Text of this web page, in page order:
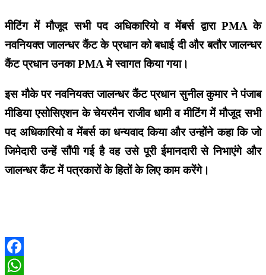
मीटिंग में मौजूद सभी पद अधिकारियो व मेंबर्स द्वारा PMA के
नवनियक्त जालन्धर कैंट के प्रधान को बधाई दी और बतौर जालन्धर
कैंट प्रधान उनका PMA मे स्वागत किया गया।
इस मौके पर नवनियक्त जालन्धर कैंट प्रधान सुनील कुमार ने पंजाब
मीडिया एसोसिएशन के चेयरमैन राजीव धामी व मीटिंग में मौजूद सभी
पद अधिकारियो व मेंबर्स का धन्यवाद किया और उन्होंने कहा कि जो
जिमेदारी उन्हें सौंपी गई है वह उसे पूरी ईमानदारी से निभाएंगे और
जालन्धर कैंट में पत्रकारों के हितों के लिए काम करेंगे।
Facebook